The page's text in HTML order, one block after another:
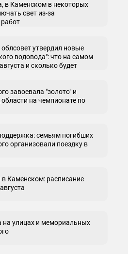
в Каменском в некоторых
свет из-за
утвердил новые
водовода": что на самом
и сколько будет
завоевала "золото" и
на чемпионате по
семьям погибших
организовали поездку в
Каменском: расписание
на улицах и мемориальных